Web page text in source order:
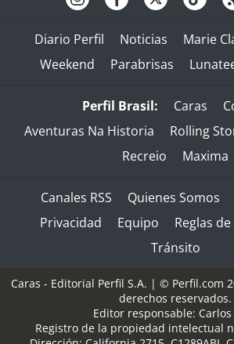
Diario Perfil Noticias Marie
Weekend
Parabrisas
Perfil Brasil: Caras
Aventuras Na Historia
Rolling
Recreio
Maxima
Canales RSS Quienes Somos
Privacidad
Equipo
Reglas
Tránsito
Caras - Editorial Perfil S.A. | © Perfil.com
derechos reservados.
Editor responsable: Carlos
Registro de la propiedad intelectual